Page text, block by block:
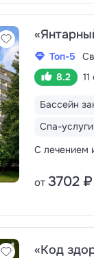
Топ-5
8.2
Бассейн
Спа-услуги
С лечением
от 3702 ₽
«Код